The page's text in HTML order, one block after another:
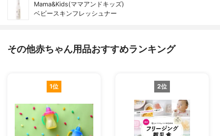
Mama&Kids(ママアンドキッズ)
ベビースキンフレッシュナー
その他赤ちゃん用品おすすめランキング
1位 2位